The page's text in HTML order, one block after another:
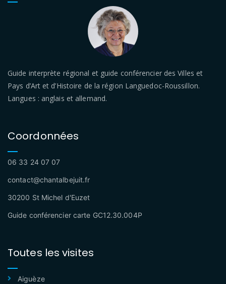
Guide interprète régional et guide conférencier des Villes et
Pays d’Art et d’Histoire de la région Languedoc-Roussillon.
Langues : anglais et allemand.
Coordonnées
06 33 24 07 07
contact@chantalbejuit.fr
30200 St Michel d'Euzet
Guide conférencier carte GC12.30.004P
Toutes les visites
Aiguèze